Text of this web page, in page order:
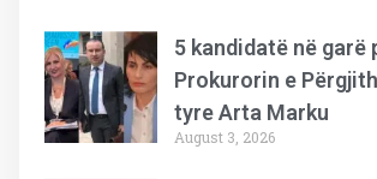
5 kandidatë në garë
Prokurorin e
tyre Arta Marku
August 3, 2026